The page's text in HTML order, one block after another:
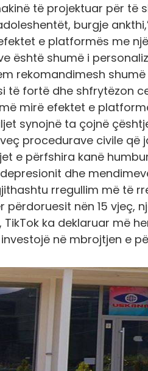
të projektuar për të
burgje
e platformës me
është shumë i
rekomandimesh
të fortë dhe shfrytëzon
mirë efektet e
synojnë ta çojnë
procedurave civile që
e përfshira kanë
dhe
rregullim më të
përdoruesit nën 15 vjeç,
TikTok ka deklaruar më
në mbrojtjen e